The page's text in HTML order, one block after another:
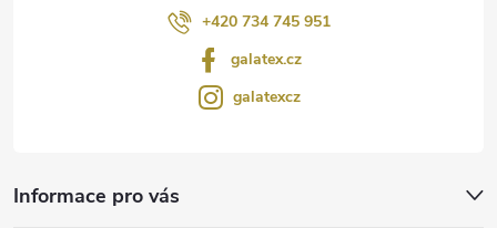
+420 734 745 951
galatex.cz
galatexcz
Informace pro vás